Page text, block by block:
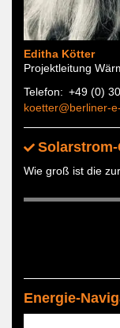
Editha Kötter
Projektleitung
Telefon
+49 (0)
koetter@berliner-
Wie groß ist die
Energie-